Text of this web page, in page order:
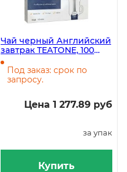
Чай черный Английский
завтрак TEATONE, 100
стиков
Под заказ: срок по
запросу.
Цена 1 277.89 руб
за упак
Купить